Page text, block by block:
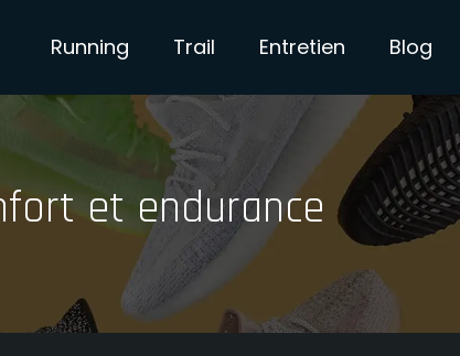
Running Trail Entretien Blog
et endurance